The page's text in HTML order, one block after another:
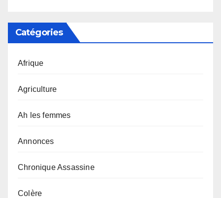
Catégories
Afrique
Agriculture
Ah les femmes
Annonces
Chronique Assassine
Colère